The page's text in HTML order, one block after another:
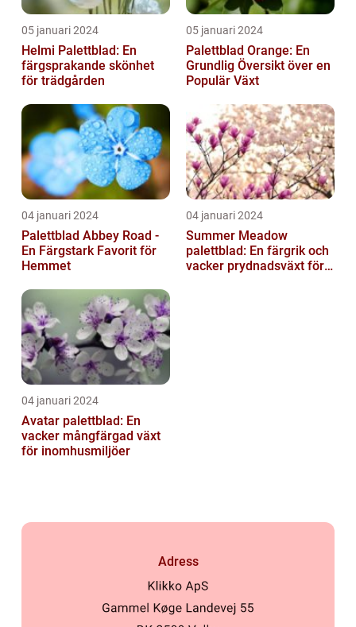
05 januari 2024
Helmi Palettblad: En
färgsprakande skönhet
för trädgården
05 januari 2024
Palettblad Orange: En
Grundlig Översikt över en
Populär Växt
04 januari 2024
Palettblad Abbey Road -
En Färgstark Favorit för
Hemmet
04 januari 2024
Summer Meadow
palettblad: En färgrik och
vacker prydnadsväxt för
04 januari 2024
Avatar palettblad: En
vacker mångfärgad växt
för inomhusmiljöer
Adress